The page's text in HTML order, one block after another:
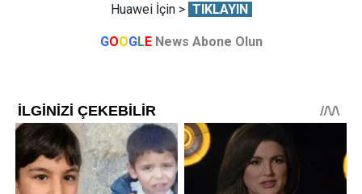
Huawei İçin > TIKLAYIN
GOOGLE News Abone Olun